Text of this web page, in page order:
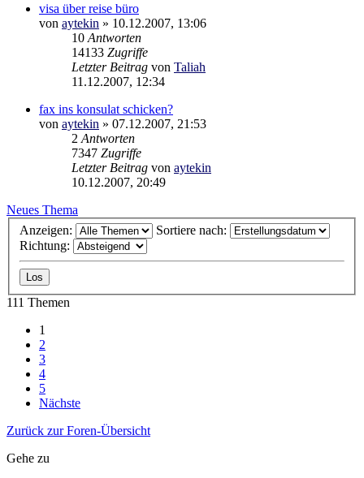
visa über reise büro
von aytekin » 10.12.2007, 13:06
10 Antworten
14133 Zugriffe
Letzter Beitrag von Taliah
11.12.2007, 12:34
fax ins konsulat schicken?
von aytekin » 07.12.2007, 21:53
2 Antworten
7347 Zugriffe
Letzter Beitrag von aytekin
10.12.2007, 20:49
Neues Thema
Anzeigen:
Sortiere nach:
Richtung:
111 Themen
1
2
3
4
5
Nächste
Zurück zur Foren-Übersicht
Gehe zu